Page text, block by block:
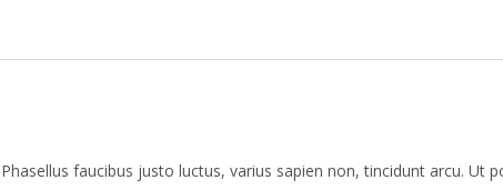
faucibus justo luctus, varius sapien non, tincidunt arcu. Ut